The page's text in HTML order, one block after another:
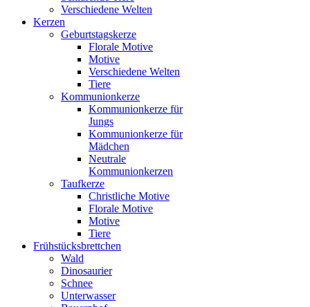
Verschiedene Welten
Kerzen
Geburtstagskerze
Florale Motive
Motive
Verschiedene Welten
Tiere
Kommunionkerze
Kommunionkerze für
Jungs
Kommunionkerze für
Mädchen
Neutrale
Kommunionkerzen
Taufkerze
Christliche Motive
Florale Motive
Motive
Tiere
Frühstücksbrettchen
Wald
Dinosaurier
Schnee
Unterwasser